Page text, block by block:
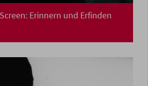
Erinnern und Erfinden